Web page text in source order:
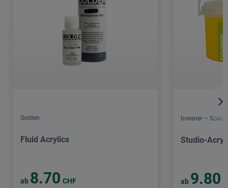
Golden
Fluid Acrylics
ab 8.70 CHF
boesner – Scene
Studio-
ab 9.80